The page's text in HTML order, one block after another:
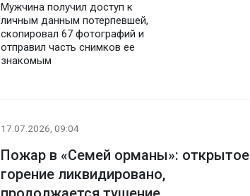
Мужчина получил доступ к
личным данным потерпевшей,
скопировал 67 фотографий и
отправил часть снимков ее
знакомым
17.07.2026, 09:04
Пожар в «Семей орманы»: открытое
горение ликвидировано,